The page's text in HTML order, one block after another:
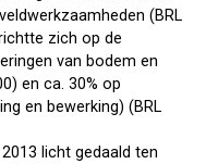
(BRL
zich op de
van bodem en
en ca. 30% op
en bewerking) (BRL
licht gedaald ten